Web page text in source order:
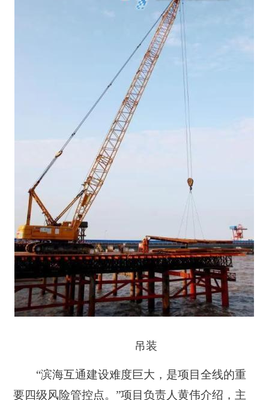
吊装
“滨海互通建设难度巨大，是项目全线的重
要四级风险管控点。”项目负责人黄伟介绍，主